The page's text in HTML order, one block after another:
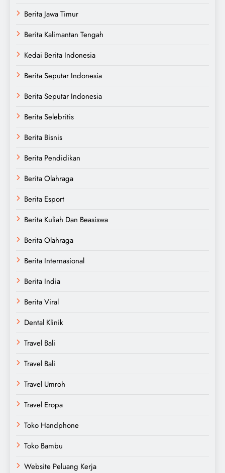
Berita Jawa Timur
Berita Kalimantan Tengah
Kedai Berita Indonesia
Berita Seputar Indonesia
Berita Seputar Indonesia
Berita Selebritis
Berita Bisnis
Berita Pendidikan
Berita Olahraga
Berita Esport
Berita Kuliah Dan Beasiswa
Berita Olahraga
Berita Internasional
Berita India
Berita Viral
Dental Klinik
Travel Bali
Travel Bali
Travel Umroh
Travel Eropa
Toko Handphone
Toko Bambu
Website Peluang Kerja